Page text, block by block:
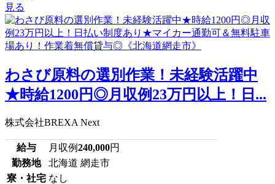
見る
わさび原料の選別作業！未経験活躍中
★時給1200円◎月収例23万円以上！日...
株式会社BREXA Next
給与 月収例240,000円
勤務地
北海道 網走市
寮・社宅 なし